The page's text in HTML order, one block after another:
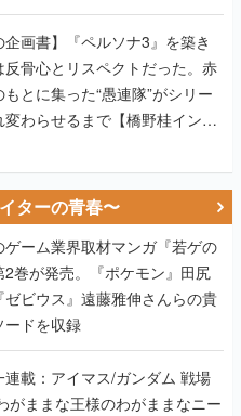
企画書】『ペルソナ3』を築き
反骨心とリスペクトだった。赤
とに集った“愚連隊”がシリー
変わらせるまで【橋野桂インタ
ターの青春〜
ゲーム業界取材マンガ『若ゲの
2巻が発売。『ポケモン』田尻
ゼビウス』遠藤雅伸さんらの貴
ードを収録
載：アイマス/ガンダム 戦場
がままな王様のわがままなニー